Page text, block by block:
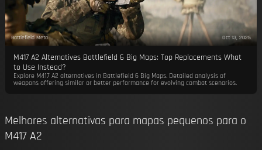
Battlefield Meta Oct 13, 2025
M417 A2 Alternatives Battlefield 6 Big Maps: Top Replacements What
to Use Instead?
Explore M417 A2 alternatives in Battlefield 6 Big Maps. Detailed analysis of
weapons offering similar or better performance for evolving combat scenarios.
Melhores alternativas para mapas pequenos para o
M417 A2